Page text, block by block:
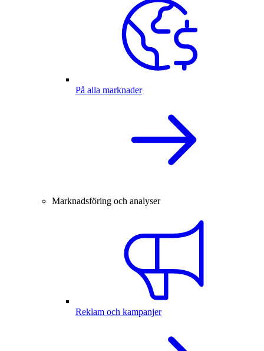
På alla marknader
Marknadsföring och analyser
Reklam och kampanjer